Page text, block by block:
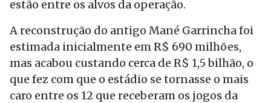
estão entre os alvos da operação.
A reconstrução do antigo Mané Garrincha foi
estimada inicialmente em R$ 690 milhões,
mas acabou custando cerca de R$ 1,5 bilhão, o
que fez com que o estádio se tornasse o mais
caro entre os 12 que receberam os jogos da